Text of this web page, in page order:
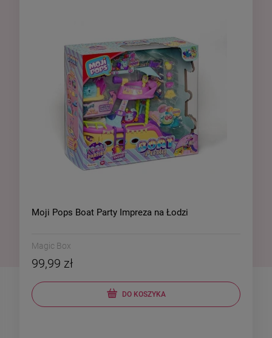
Moji Pops Boat Party Impreza na Łodzi
Magic Box
99,99 zł
DO KOSZYKA